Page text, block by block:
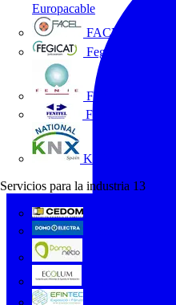
Europacable
FACEL
Fegicat
FENIE
FENITEL
KNX España
Servicios para la industria 13